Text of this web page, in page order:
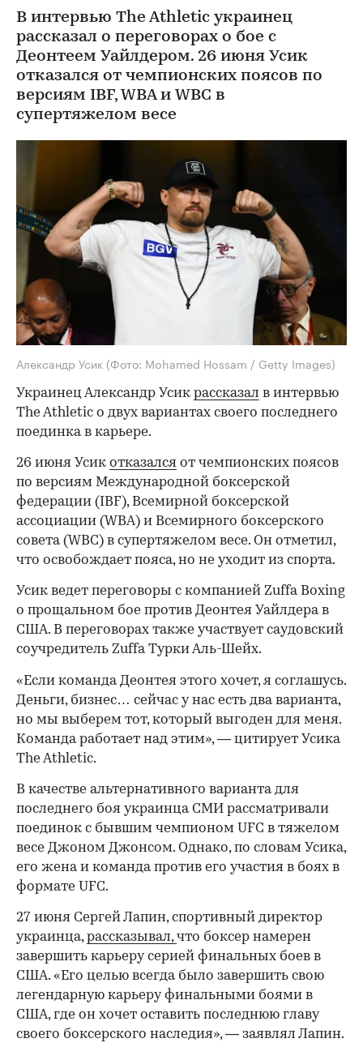
В интервью The Athletic украинец
рассказал о переговорах о бое с
Деонтеем Уайлдером. 26 июня Усик
отказался от чемпионских поясов по
версиям IBF, WBA и WBC в
супертяжелом весе
Александр Усик (Фото: Mohamed Hossam / Getty Images)
Украинец Александр Усик рассказал в интервью
The Athletic о двух вариантах своего последнего
поединка в карьере.
26 июня Усик отказался от чемпионских поясов
по версиям Международной боксерской
федерации (IBF), Всемирной боксерской
ассоциации (WBA) и Всемирного боксерского
совета (WBC) в супертяжелом весе. Он отметил,
что освобождает пояса, но не уходит из спорта.
Усик ведет переговоры с компанией Zuffa Boxing
о прощальном бое против Деонтея Уайлдера в
США. В переговорах также участвует саудовский
соучредитель Zuffa Турки Аль-Шейх.
«Если команда Деонтея этого хочет, я соглашусь.
Деньги, бизнес… сейчас у нас есть два варианта,
но мы выберем тот, который выгоден для меня.
Команда работает над этим», — цитирует Усика
The Athletic.
В качестве альтернативного варианта для
последнего боя украинца СМИ рассматривали
поединок с бывшим чемпионом UFC в тяжелом
весе Джоном Джонсом. Однако, по словам Усика,
его жена и команда против его участия в боях в
формате UFC.
27 июня Сергей Лапин, спортивный директор
украинца,рассказывал,что боксер намерен
завершить карьеру серией финальных боев в
США. «Его целью всегда было завершить свою
легендарную карьеру финальными боями в
США, где он хочет оставить последнюю главу
своего боксерского наследия», — заявлял Лапин.